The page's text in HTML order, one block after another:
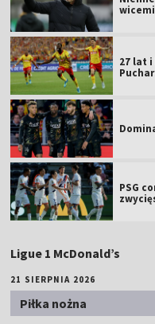
27 lat
PSG
Ligue 1 McDonald’s
21 SIERPNIA 2026
Piłka nożna